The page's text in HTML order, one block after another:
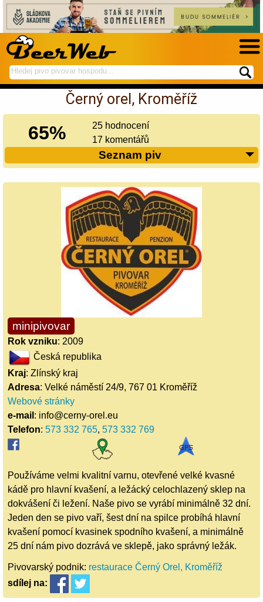
hledej
na
spustí
hledání
Černý orel, Kroměříž
65%
25 hodnocení
17 komentářů
Seznam piv
minipivovar
Rok vzniku: 2009
Česká republika
Kraj: Zlínský kraj
Adresa: Velké náměstí 24/9, 767 01 Kroměříž
Webové stránky
e-mail : info@cerny-orel.eu
Telefon: 573 332 765, 573 332 769
Používáme velmi kvalitní varnu, otevřené velké kvasné
kádě pro hlavní kvašení, a ležácký celochlazený sklep na
dokvášení či ležení. Naše pivo se vyrábí minimálně 32 dní.
Jeden den se pivo vaří, šest dní na spilce probíhá hlavní
kvašení pomocí kvasinek spodního kvašení, a minimálně
25 dní nám pivo dozrává ve sklepě, jako správný ležák.
Pivovarský podnik: restaurace Černý Orel, Kroměříž
sdílej na: